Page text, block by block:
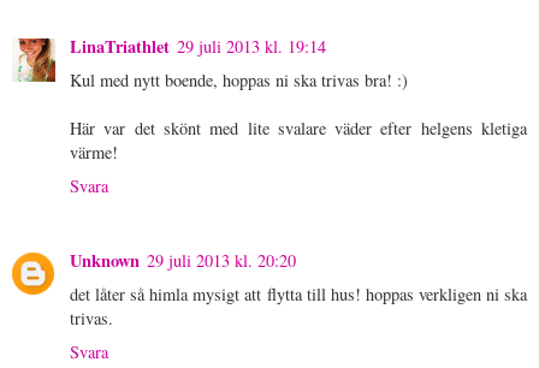
LinaTriathlet 29 juli 2013 kl. 19:14
Kul med nytt boende, hoppas ni ska trivas bra! :)
Här var det skönt med lite svalare väder efter helgens kletiga
värme!
Svara
Unknown 29 juli 2013 kl. 20:20
det låter så himla mysigt att flytta till hus! hoppas verkligen ni ska
trivas.
Svara